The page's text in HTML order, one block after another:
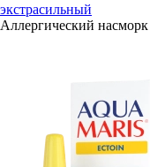
экстрасильный
Аллергический насморк